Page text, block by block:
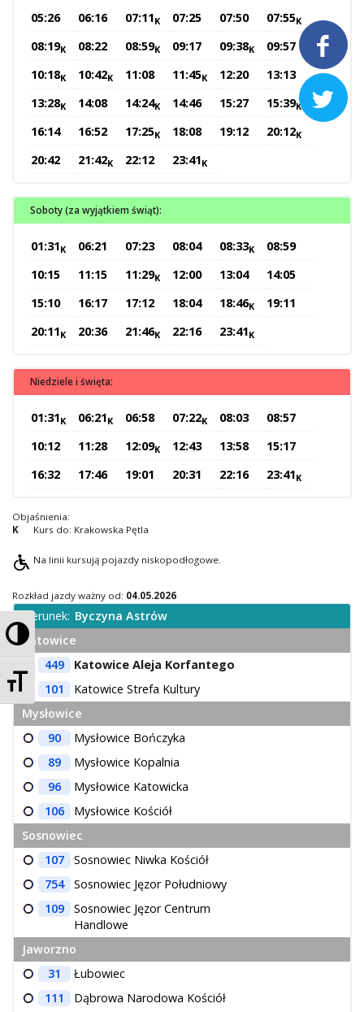
Przełącz wysoki kontrast
Zmień rozmiar czcionek


Inne
Multimedia
O Spółce
Uwagi i wnioski
05:26 06:16 07:11K 07:25 07:50 07:55K
08:19K 08:22 08:59K 09:17 09:38K
09:57
10:18K 10:42K 11:08 11:45K 12:20
13:13
13:28K 14:08 14:24K 14:46 15:27 15:39K
16:14 16:52 17:25K 18:08 19:12 20:12K
20:42 21:42K 22:12 23:41K
Soboty (za wyjątkiem świąt):
01:31K 06:21 07:23 08:04 08:33K
08:59
10:15
11:15 11:29K 12:00 13:04
14:05
15:10
16:17 17:12 18:04 18:46K
19:11
20:11K 20:36 21:46K 22:16 23:41K
Niedziele i święta:
01:31K 06:21K 06:58 07:22K 08:03
08:57
10:12
11:28 12:09K 12:43 13:58
15:17
16:32
17:46 19:01 20:31 22:16 23:41K
Objaśnienia:
K
Kurs do: Krakowska Pętla
Na linii kursują pojazdy niskopodłogowe.
Rozkład jazdy ważny od: 04.05.2026
Kierunek: Byczyna Astrów
Katowice
449
Katowice Aleja Korfantego
101
Katowice Strefa Kultury
Mysłowice
90
Mysłowice Bończyka
89
Mysłowice Kopalnia
96
Mysłowice Katowicka
106
Mysłowice Kościół
Sosnowiec
107
Sosnowiec Niwka Kościół
754
Sosnowiec Jęzor Południowy
109
Sosnowiec Jęzor Centrum
Handlowe
Jaworzno
31
Łubowiec
111
Dąbrowa Narodowa Kościół